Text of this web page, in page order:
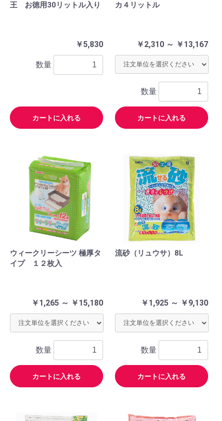
王 お徳用30リットル入り
￥5,830
数量
カートに入れる
カ４リットル
￥2,310 ～ ￥13,167
数量
カートに入れる
ウィークリーシーツ 極厚タ
イプ １２枚入
￥1,265 ～ ￥15,180
数量
カートに入れる
流砂（リュウサ）8L
￥1,925 ～ ￥9,130
数量
カートに入れる